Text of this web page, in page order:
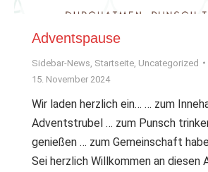
Adventspause
Sidebar-News Startseite Uncategorized
15. November 2024
Wir laden herzlich ein… … zum
Adventstrubel … zum Punsch
genießen … zum Gemeinschaft
Sei herzlich Willkommen an diesen